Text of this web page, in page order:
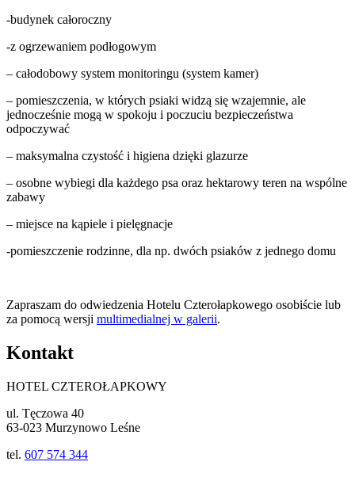
-budynek całoroczny
-z ogrzewaniem podłogowym
– całodobowy system monitoringu (system kamer)
– pomieszczenia, w których psiaki widzą się wzajemnie, ale
jednocześnie mogą w spokoju i poczuciu bezpieczeństwa
odpoczywać
– maksymalna czystość i higiena dzięki glazurze
– osobne wybiegi dla każdego psa oraz hektarowy teren na wspólne
zabawy
– miejsce na kąpiele i pielęgnacje
-pomieszczenie rodzinne, dla np. dwóch psiaków z jednego domu
Zapraszam do odwiedzenia Hotelu Czterołapkowego osobiście lub
za pomocą wersji multimedialnej w galerii.
Kontakt
HOTEL CZTEROŁAPKOWY
ul. Tęczowa 40
63-023 Murzynowo Leśne
tel. 607 574 344